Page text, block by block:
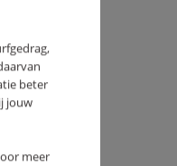
beter
jouw
meer